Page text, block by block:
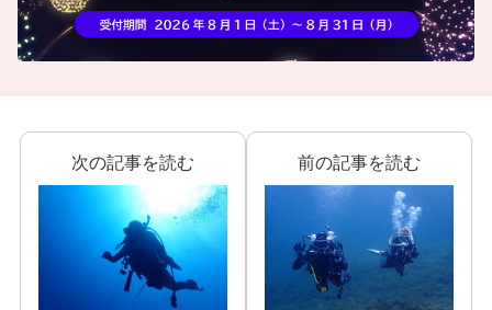
次の記事を読む 前の記事を読む